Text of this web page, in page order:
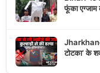
फूंका एग्जाम
टोटका’ के